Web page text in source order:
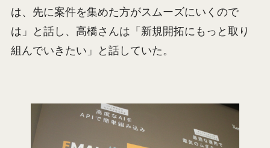
は、先に案件を集めた方がスムーズにいくので
は」と話し、高橋さんは「新規開拓にもっと取り
組んでいきたい」と話していた。